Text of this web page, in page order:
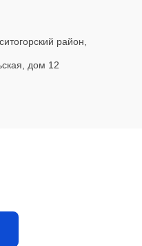
район,
дом 12